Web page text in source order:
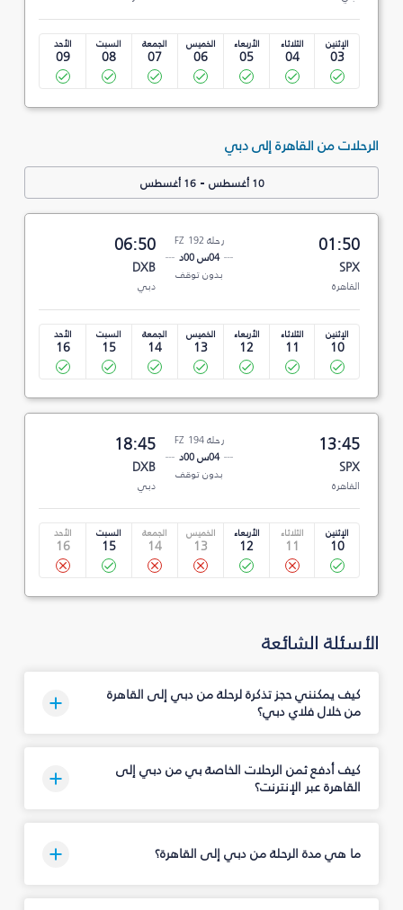
الإثنين
03
الثلاثاء
04
الأربعاء
05
الخميس
06
الجمعة
07
السبت
08
الأحد
09
الرحلات من القاهرة إلى دبي
10 أغسطس -16 أغسطس
01:50
SPX
القاهرة
رحلة FZ 192
04س 00د
بدون توقف
06:50
DXB
دبي
الإثنين
10
الثلاثاء
11
الأربعاء
12
الخميس
13
الجمعة
14
السبت
15
الأحد
16
13:45
SPX
القاهرة
رحلة FZ 194
04س 00د
بدون توقف
18:45
DXB
دبي
الإثنين
10
الثلاثاء
11
الأربعاء
12
الخميس
13
الجمعة
14
السبت
15
الأحد
16
الأسئلة الشائعة
كيف يمكنني حجز تذكرة لرحلة من دبي إلى القاهرة
من خلال فلاي دبي؟
كيف أدفع ثمن الرحلات الخاصة بي من دبي إلى
القاهرة عبر الإنترنت؟
ما هي مدة الرحلة من دبي إلى القاهرة؟